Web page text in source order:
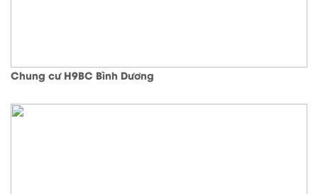
Chung cư H9BC Bình Dương